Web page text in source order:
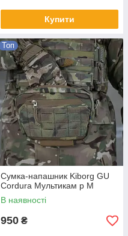
Купити
Топ
Сумка-напашник Kiborg GU
Cordura Мультикам р M
В наявності
950 ₴